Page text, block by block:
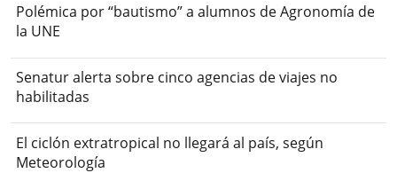
Polémica por “bautismo” a alumnos de Agronomía de
la UNE
Senatur alerta sobre cinco agencias de viajes no
habilitadas
El ciclón extratropical no llegará al país, según
Meteorología